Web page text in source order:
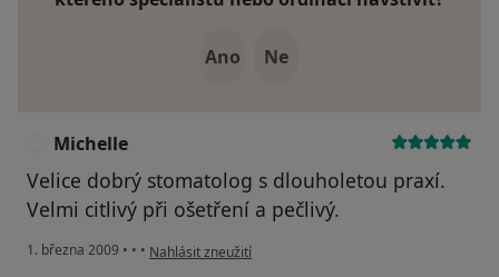
Ano Ne
Michelle
Velice dobrý stomatolog s dlouholetou praxí.
Velmi citlivý při ošetření a pečlivý.
1. března 2009 • • • podle názoru uživatele Michelle
Nahlásit zneužití